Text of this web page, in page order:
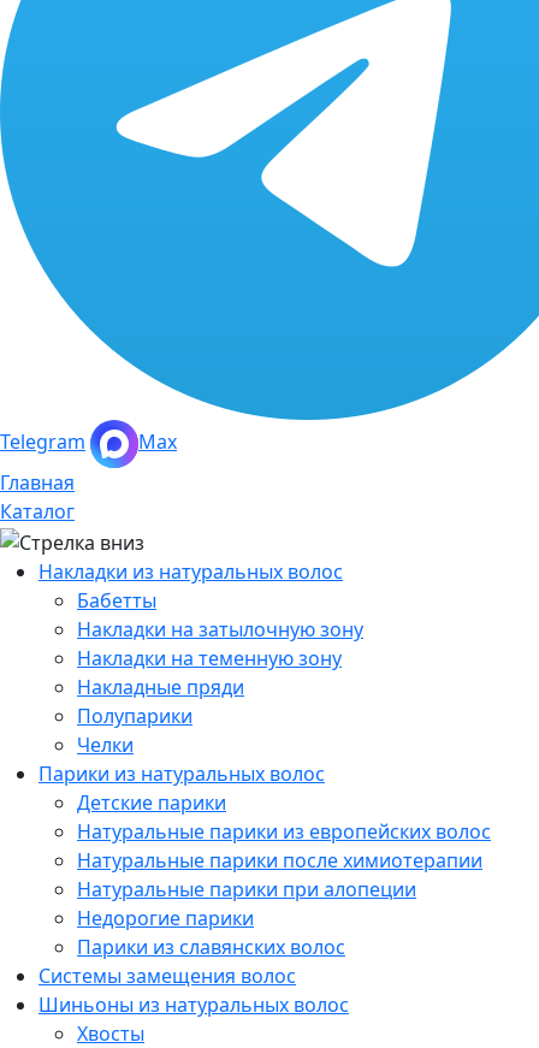
Telegram
Max
Главная
Каталог
Накладки из натуральных волос
Бабетты
Накладки на затылочную зону
Накладки на теменную зону
Накладные пряди
Полупарики
Челки
Парики из натуральных волос
Детские парики
Натуральные парики из европейских волос
Натуральные парики после химиотерапии
Натуральные парики при алопеции
Недорогие парики
Парики из славянских волос
Системы замещения волос
Шиньоны из натуральных волос
Хвосты